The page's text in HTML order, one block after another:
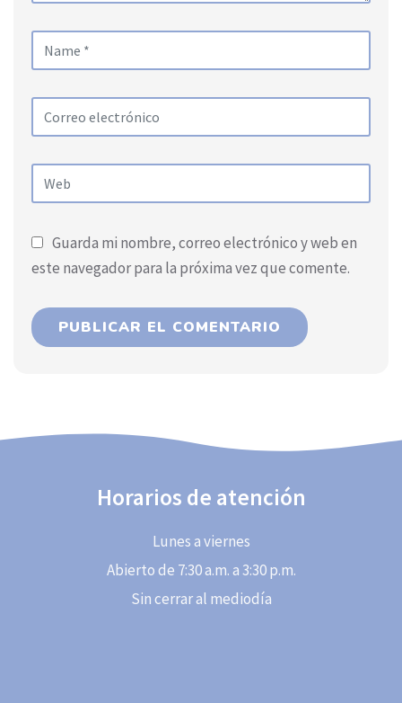
Guarda mi nombre, correo electrónico y web en
este navegador para la próxima vez que comente.
Horarios de atención
Lunes a viernes
Abierto de 7:30 a.m. a 3:30 p.m.
Sin cerrar al mediodía